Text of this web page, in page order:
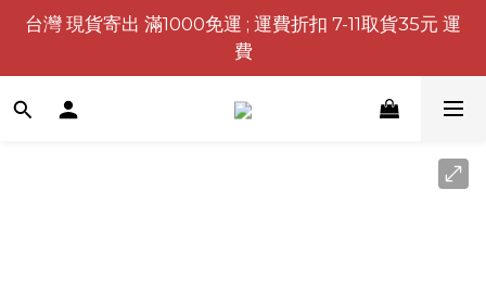
台灣 現貨寄出 滿1000免運 ; 運費折扣 7-11取貨35元 運
費